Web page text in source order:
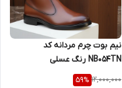
نیم بوت چرم مردانه کد
NB054TN رنگ عسلی
12,000,000
59%